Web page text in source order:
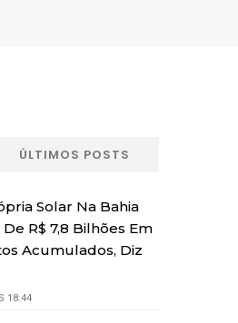
ÚLTIMOS POSTS
Solar Na Bahia
R$ 7,8 Bilhões Em
Acumulados, Diz
18:44